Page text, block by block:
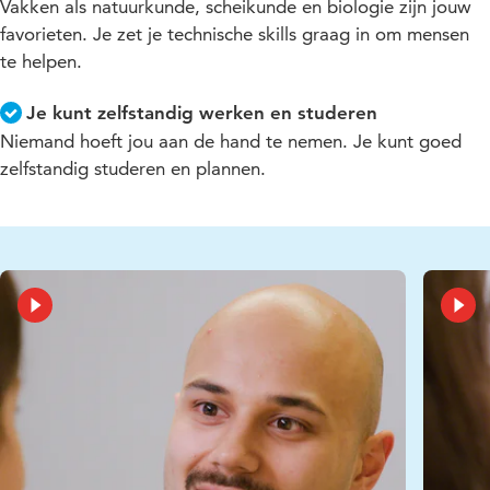
Vakken als natuurkunde, scheikunde en biologie zijn jouw
favorieten. Je zet je technische skills graag in om mensen
te helpen.
Je kunt zelfstandig werken en studeren
Niemand hoeft jou aan de hand te nemen. Je kunt goed
zelfstandig studeren en plannen.